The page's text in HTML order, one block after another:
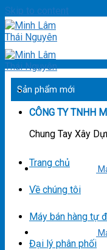
Skip to content
CÔNG TY TNHH
Chung Tay Xây
Trang chủ
Về chúng tôi
Máy bán hàng tự
Đại lý phân phối
Sản phẩm mới